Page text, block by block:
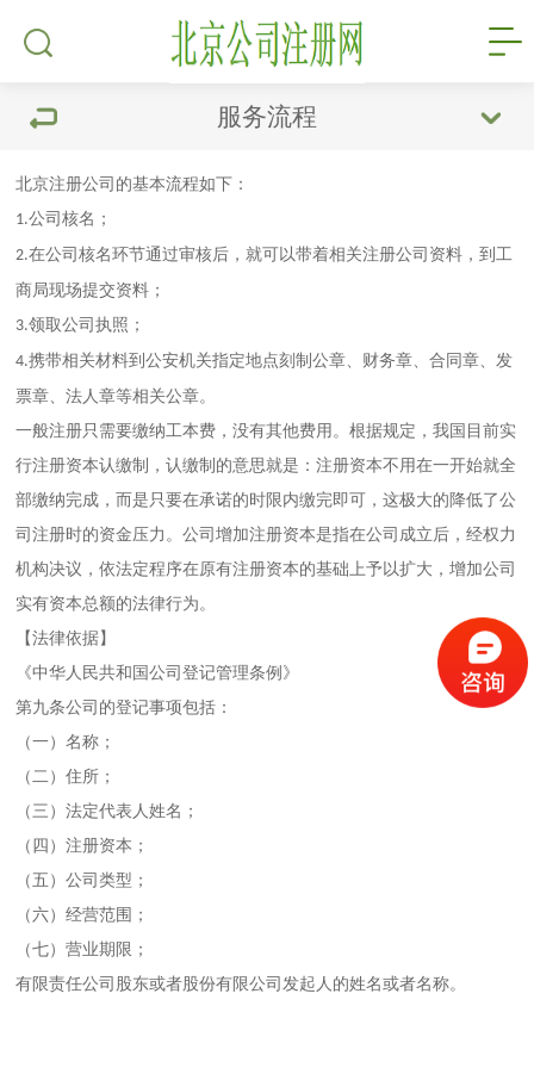
服务流程
北京注册公司 的基本流程如下：
1.公司核名；
2.在公司核名环节通过审核后，就可以带着相关注册公司资料，到工
商局现场提交资料；
3.领取公司执照；
4.携带相关材料到公安机关指定地点刻制公章、财务章、合同章、发
票章、法人章等相关公章。
一般注册只需要缴纳工本费，没有其他费用。根据规定，我国目前实
行注册资本认缴制，认缴制的意思就是：注册资本不用在一开始就全
部缴纳完成，而是只要在承诺的时限内缴完即可，这极大的降低了公
司注册时的资金压力。公司增加注册资本是指在公司成立后，经权力
机构决议，依法定程序在原有注册资本的基础上予以扩大，增加公司
实有资本总额的法律行为。
【法律依据】
《中华人民共和国公司登记管理条例》
第九条公司的登记事项包括：
（一）名称；
（二）住所；
（三）法定代表人姓名；
（四）注册资本；
（五）公司类型；
（六）经营范围；
（七）营业期限；
有限责任公司股东或者股份有限公司发起人的姓名或者名称。